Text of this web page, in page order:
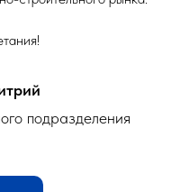
подразделения